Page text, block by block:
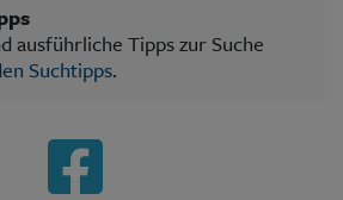
ausführliche Tipps zur Suche
Suchtipps.